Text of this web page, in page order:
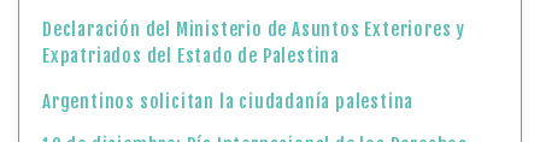
Declaración del Ministerio de Asuntos Exteriores y
Expatriados del Estado de Palestina
Argentinos solicitan la ciudadanía palestina